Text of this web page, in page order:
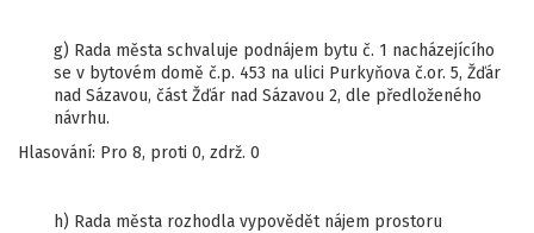
g) Rada města schvaluje podnájem bytu č. 1 nacházejícího
se v bytovém domě č.p. 453 na ulici Purkyňova č.or. 5, Žďár
nad Sázavou, část Žďár nad Sázavou 2, dle předloženého
návrhu.
Hlasování: Pro 8, proti 0, zdrž. 0
h) Rada města rozhodla vypovědět nájem prostoru